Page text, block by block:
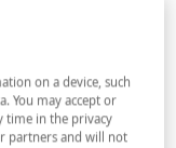
Beach
Costa Calma
Todo incluido
on a device, such
You may accept or
time in the privacy
partners and will not